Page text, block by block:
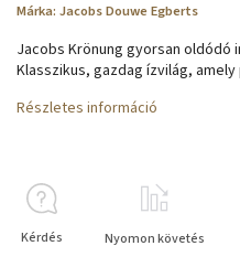
Márka: Jacobs Douwe Egberts
Jacobs Krönung gyorsan oldódó
Klasszikus, gazdag ízvilág,
Részletes információ
Kérdés Nyomon követés